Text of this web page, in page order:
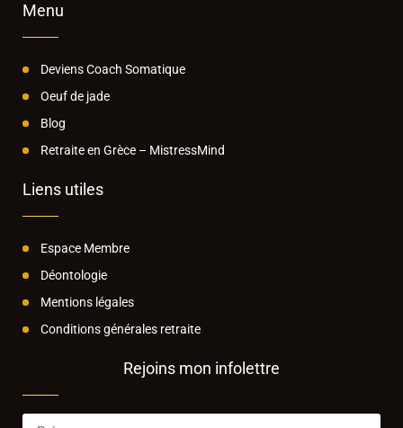
Menu
Deviens Coach Somatique
Oeuf de jade
Blog
Retraite en Grèce – MistressMind
Liens utiles
Espace Membre
Déontologie
Mentions légales
Conditions générales retraite
Rejoins mon infolettre